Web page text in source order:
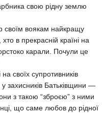
свою рідну землю
своїм воякам найкращу
в прекрасній країні на
карали. Почули це
своїх супротивників
захисників Батьківщини —
з такою “зброєю” з ними
що саме любов до рідної